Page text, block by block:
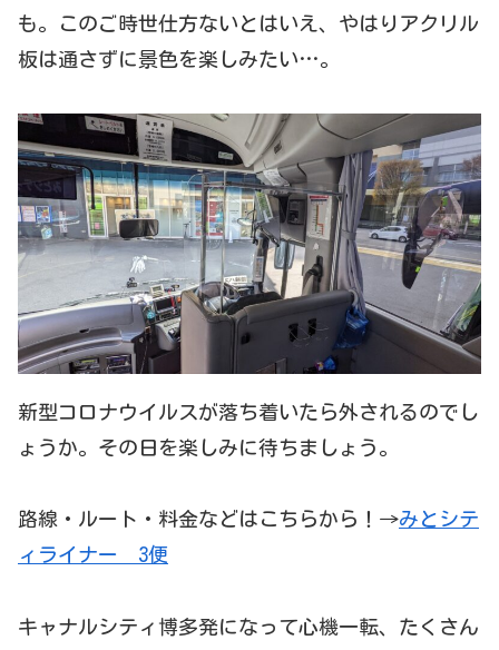
も。このご時世仕方ないとはいえ、やはりアクリル
板は通さずに景色を楽しみたい…。
新型コロナウイルスが落ち着いたら外されるのでし
ょうか。その日を楽しみに待ちましょう。
路線・ルート・料金などはこちらから！→みとシテ
ィライナー 3便
キャナルシティ博多発になって心機一転、たくさん